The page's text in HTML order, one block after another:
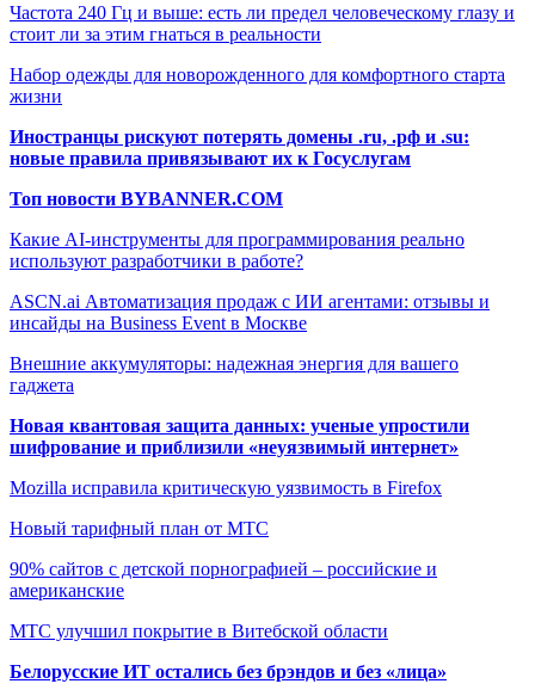
Частота 240 Гц и выше: есть ли предел человеческому глазу и
стоит ли за этим гнаться в реальности
Набор одежды для новорожденного для комфортного старта
жизни
Иностранцы рискуют потерять домены .ru, .рф и .su:
новые правила привязывают их к Госуслугам
Топ новости BYBANNER.COM
Какие AI-инструменты для программирования реально
используют разработчики в работе?
ASCN.ai Автоматизация продаж с ИИ агентами: отзывы и
инсайды на Business Event в Москве
Внешние аккумуляторы: надежная энергия для вашего
гаджета
Новая квантовая защита данных: ученые упростили
шифрование и приблизили «неуязвимый интернет»
Mozilla исправила критическую уязвимость в Firefox
Новый тарифный план от МТС
90% сайтов с детской порнографией – российские и
американские
МТС улучшил покрытие в Витебской области
Белорусские ИТ остались без брэндов и без «лица»